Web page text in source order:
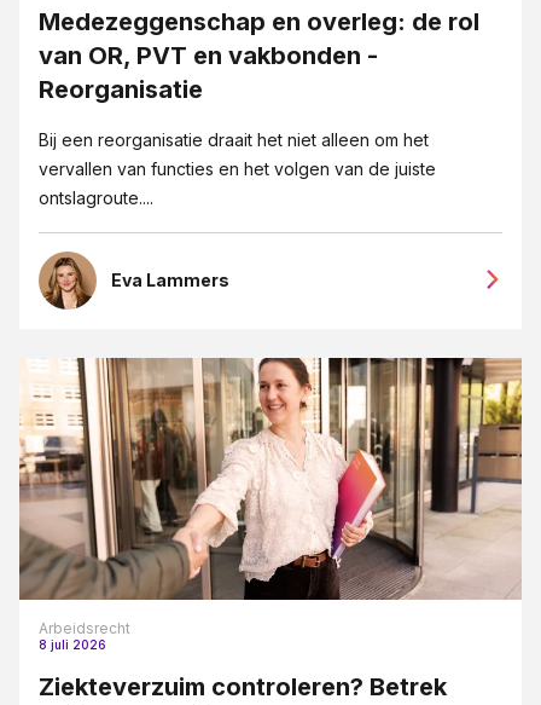
Medezeggenschap en overleg: de rol
van OR, PVT en vakbonden -
Reorganisatie
Bij een reorganisatie draait het niet alleen om het
vervallen van functies en het volgen van de juiste
ontslagroute....
Eva Lammers
Arbeidsrecht
8 juli 2026
Ziekteverzuim controleren? Betrek